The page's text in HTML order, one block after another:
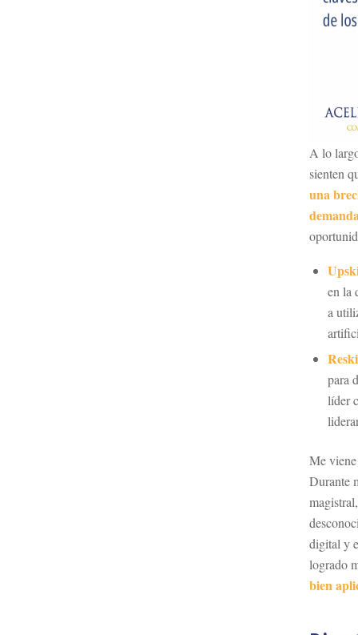
A lo
sienten
una
en la
a
para
líder
Me
Durante
digital y
logrado
bien